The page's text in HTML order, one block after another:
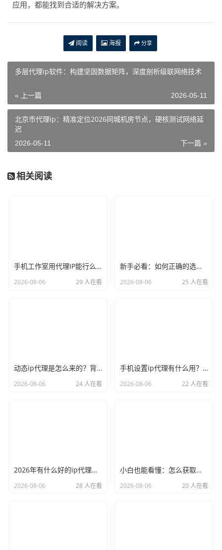
应用，都能找到合适的解决方案。
阅读 海报 分享
多层代理ip软件：构建坚固数据矩阵，深度剖析级联网络技术
« 上一篇 2026-05-11
北京市代理ip：精准定位2026同城机房节点，硬核测试网络延
迟
下一篇 »
2026-05-11
相关阅读
手机工作室用代理IP能行么？过来人的经验告诉你答案
2026-08-06 29 人在看
新手必看：如何正确的选择代理ip软件，别再交智商税了
2026-08-06 25 人在看
动态ip代理是怎么来的？背后的原理比你想象的精彩
2026-08-06 24 人在看
手机设置ip代理有什么用？不只是改定位那么简单
2026-08-06 22 人在看
2026年有什么好的ip代理软件？亲测后我只推荐这几个
2026-08-06 28 人在看
小白也能看懂：怎么获取代理ip和端口号，一步步教会你
2026-08-06 20 人在看